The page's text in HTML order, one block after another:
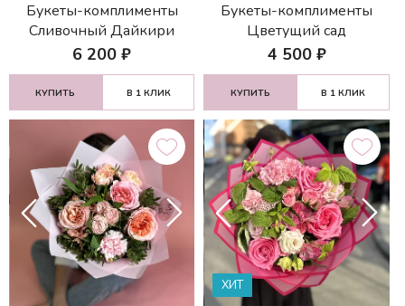
Букеты-комплименты
Сливочный Дайкири
6 200 ₽
КУПИТЬ В 1 КЛИК
Букеты-комплименты
Цветущий сад
4 500₽
КУПИТЬ В 1 КЛИК
ХИТ